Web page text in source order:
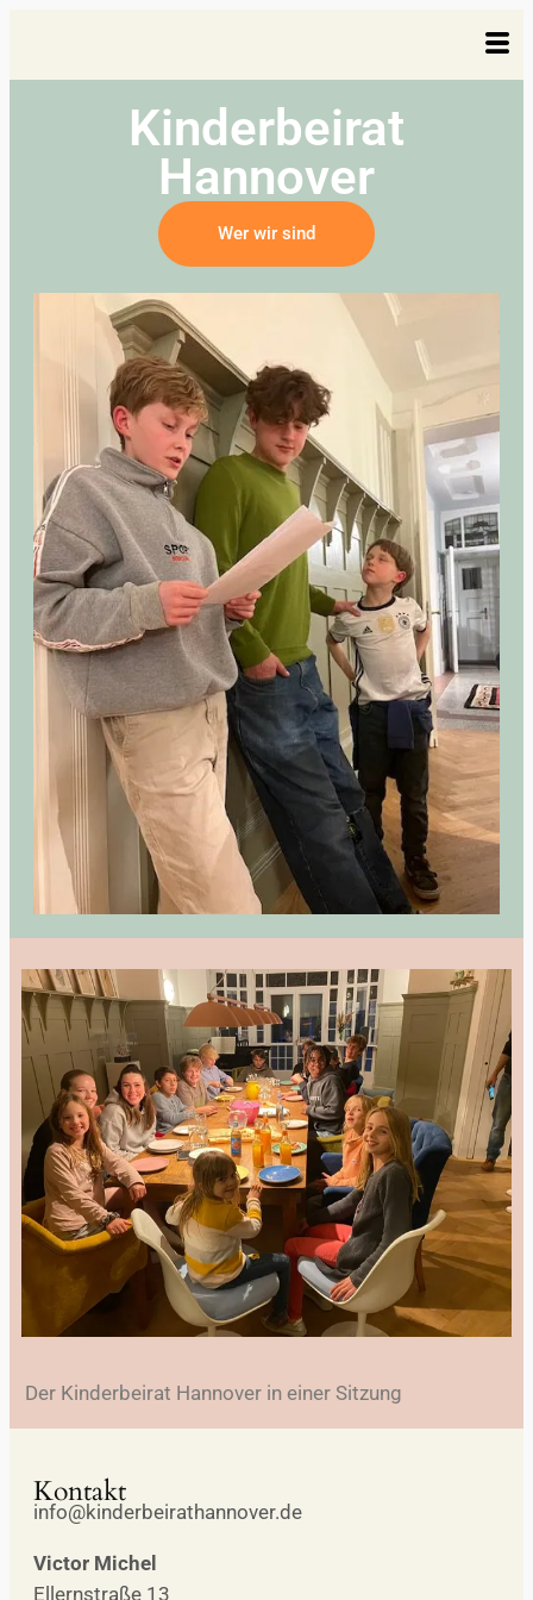
Kinderbeirat
Hannover
Wer wir sind
Der Kinderbeirat Hannover in einer Sitzung
Kontakt
info@kinderbeirathannover.de
Victor Michel
Ellernstraße 13